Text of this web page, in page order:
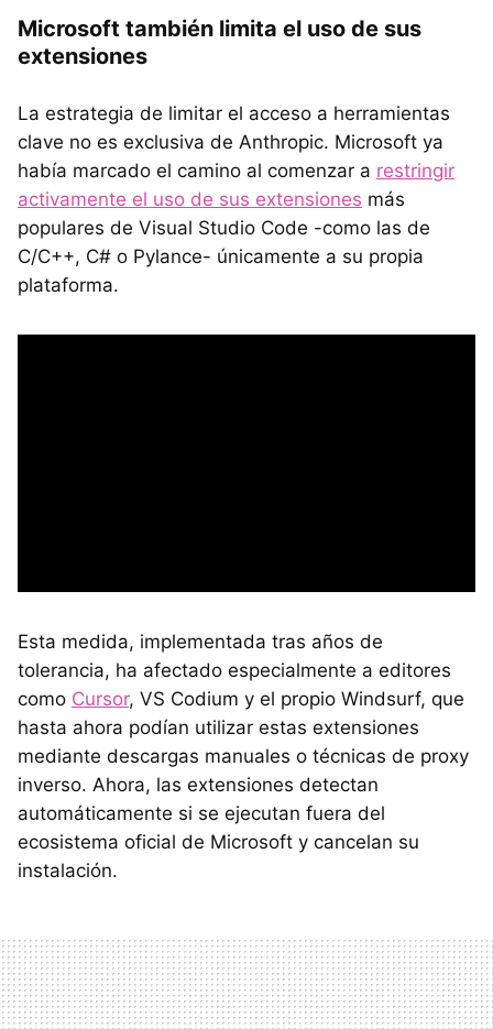
Microsoft también limita el uso de sus
extensiones
La estrategia de limitar el acceso a herramientas
clave no es exclusiva de Anthropic. Microsoft ya
había marcado el camino al comenzar a restringir
activamente el uso de sus extensiones más
populares de Visual Studio Code -como las de
C/C++, C# o Pylance- únicamente a su propia
plataforma.
Esta medida, implementada tras años de
tolerancia, ha afectado especialmente a editores
como Cursor, VS Codium y el propio Windsurf, que
hasta ahora podían utilizar estas extensiones
mediante descargas manuales o técnicas de proxy
inverso. Ahora, las extensiones detectan
automáticamente si se ejecutan fuera del
ecosistema oficial de Microsoft y cancelan su
instalación.